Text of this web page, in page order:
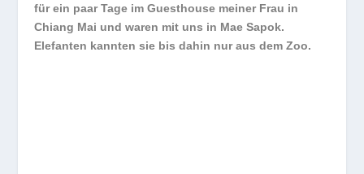
für ein paar Tage im Guesthouse meiner Frau in
Chiang Mai und waren mit uns in Mae Sapok.
Elefanten kannten sie bis dahin nur aus dem Zoo.